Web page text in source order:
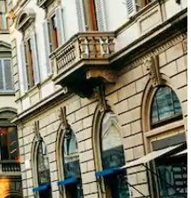
óf door te tikken of swipen.